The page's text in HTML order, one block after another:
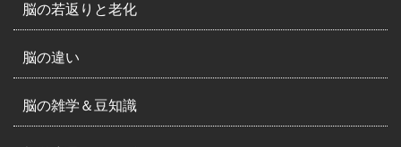
脳の若返りと老化
脳の違い
脳の雑学＆豆知識